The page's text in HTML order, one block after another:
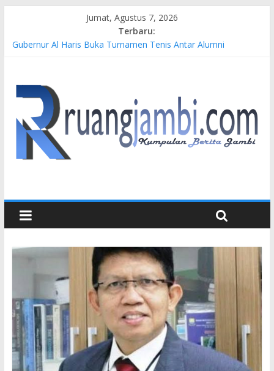
Jumat, Agustus 7, 2026
Terbaru:
Gubernur Al Haris Buka Turnamen Tenis Antar Alumni
Atas Jalur Pipa Migas Demi Keselamatan Bersama
Kasus Brigadir EWS: 4 Anggota Polisi Tersangka Resmi
Didampingi Pengacara Chris Januardi
Hj. Hesti Haris Dorong Lahirnya Wirausaha Muda Melalui
Pelatihan Batik Kontemporer PKW
Siap Dukung Kegiatan Hulu Migas, Kapolda Jambi Kunjungi